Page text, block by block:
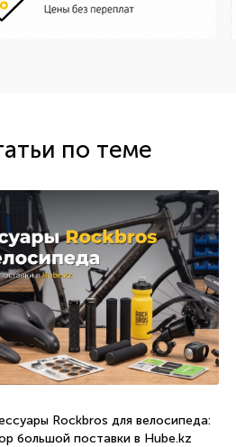
по теме
Rockbros для велосипеда:
большой поставки в Hube.kz